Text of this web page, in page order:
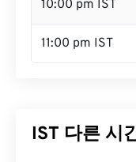
10:00 pm IST
11:00 pm IST
IST 다른 시